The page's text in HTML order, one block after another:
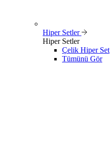
Hiper Setler
Hiper Setler
Çelik Hiper Set
Tümünü Gör